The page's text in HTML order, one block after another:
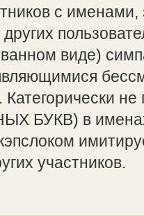
с
других
виде)
не
БУКВ) в
участников.